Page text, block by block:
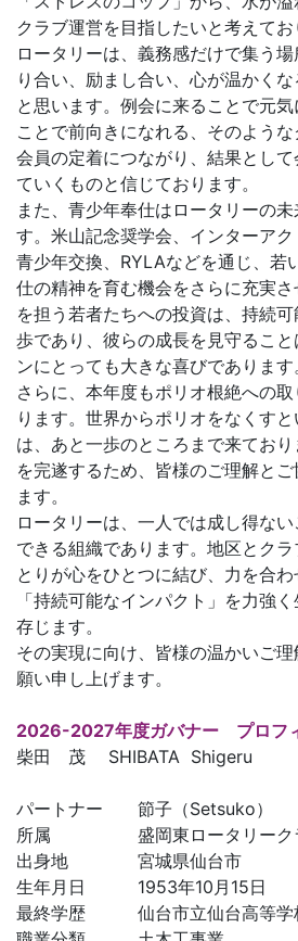
クラブ運営を目指したいと考えてお
ロータリーは、義務感だけで集う
り合い、励まし合い、心が温かく
と思います。例会に来ることで元
ことで前向きになれる、そのよう
会員の定着につながり、結果とし
ていくものと信じております。
また、青少年奉仕はロータリーの
す。米山記念奨学会、インターアク
青少年交換、RYLAなどを通じ、若
仕の精神を育む機会をさらに充実
を担う若者たちへの投資は、持続
歩であり、彼らの成長を見守るこ
ンにとっても大きな喜びであります
さらに、本年度もポリオ根絶への
ります。世界からポリオをなくす
は、あと一歩のところまで来てお
を完遂するため、皆様のご理解と
ます。
ロータリーは、一人では成し得な
できる組織であります。地区とク
とりが心をひとつに結び、力を合
「持続可能なインパクト」を力強
存じます。
その実現に向け、皆様の温かいご
願い申し上げます。
2026-2027年度ガバナー プロフ
柴田 茂 SHIBATA Shigeru
パートナー 節子（Setsuko）
所属 盛岡東ロータリーク
出身地 宮城県仙台市
生年月日 1953年10月15日
最終学歴 仙台市立仙台高等学